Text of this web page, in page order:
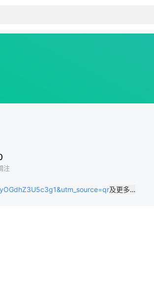
注
及更多…